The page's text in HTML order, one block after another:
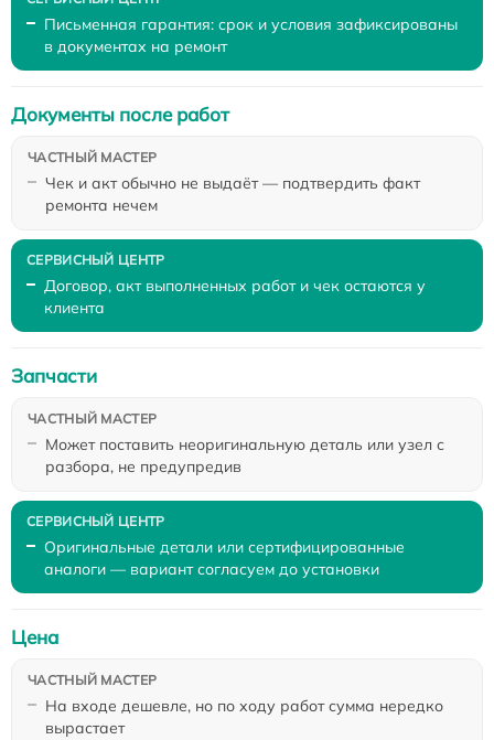
Письменная гарантия: срок и условия зафиксированы
в документах на ремонт
Чек и акт обычно не выдаёт — подтвердить факт
ремонта нечем
Документы после работ
Договор, акт выполненных работ и чек остаются у
клиента
Может поставить неоригинальную деталь или узел с
разбора, не предупредив
Запчасти
Оригинальные детали или сертифицированные
аналоги — вариант согласуем до установки
На входе дешевле, но по ходу работ сумма нередко
вырастает
Цена